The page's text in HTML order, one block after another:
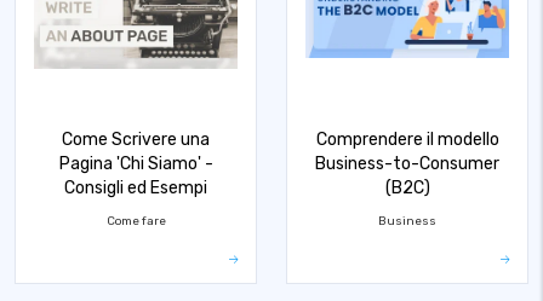
Come Scrivere una
Pagina 'Chi Siamo' -
Consigli ed Esempi
Come fare
Comprendere il modello
Business-to-Consumer
(B2C)
Business